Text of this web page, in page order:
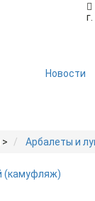
Новости
> Арбалеты и